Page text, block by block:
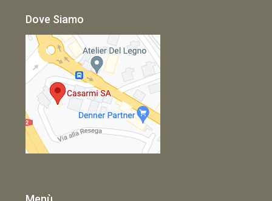
Dove Siamo